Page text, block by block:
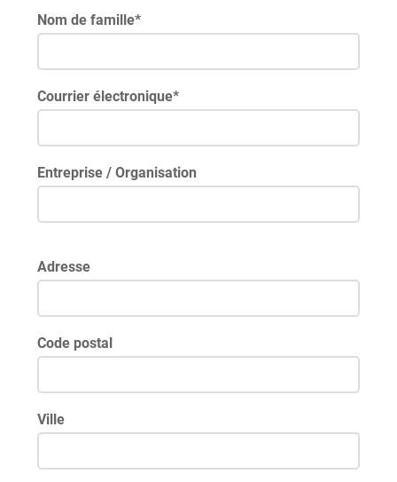
Nom de famille*
Courrier électronique*
Entreprise / Organisation
Adresse
Code postal
Ville